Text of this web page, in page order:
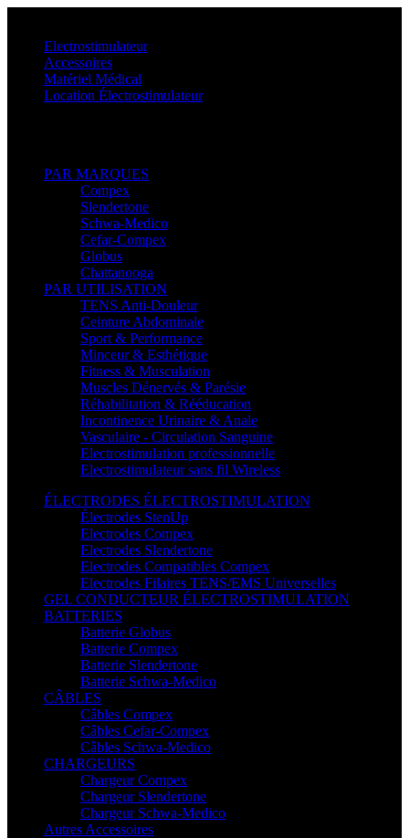
Electrostimulateur
Accessoires
Matériel Médical
Location Électrostimulateur
PAR MARQUES
Compex
Slendertone
Schwa-Medico
Cefar-Compex
Globus
Chattanooga
PAR UTILISATION
TENS Anti-Douleur
Ceinture Abdominale
Sport & Performance
Minceur & Esthétique
Fitness & Musculation
Muscles Dénervés & Parésie
Réhabilitation & Rééducation
Incontinence Urinaire & Anale
Vasculaire - Circulation Sanguine
Electrostimulation professionnelle
Electrostimulateur sans fil Wireless
ÉLECTRODES ÉLECTROSTIMULATION
Électrodes StenUp
Electrodes Compex
Electrodes Slendertone
Electrodes Compatibles Compex
Electrodes Filaires TENS/EMS Universelles
GEL CONDUCTEUR ÉLECTROSTIMULATION
BATTERIES
Batterie Globus
Batterie Compex
Batterie Slendertone
Batterie Schwa-Medico
CÂBLES
Câbles Compex
Câbles Cefar-Compex
Câbles Schwa-Medico
CHARGEURS
Chargeur Compex
Chargeur Slendertone
Chargeur Schwa-Medico
Autres Accessoires